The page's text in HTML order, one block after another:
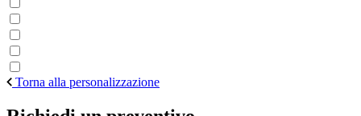
Torna alla personalizzazione